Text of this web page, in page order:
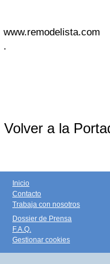
www.remodelista.com
.
Volver a la
Inicio
Contacto
Trabaja con nosotros
Dossier de Prensa
F.A.Q.
Gestionar cookies